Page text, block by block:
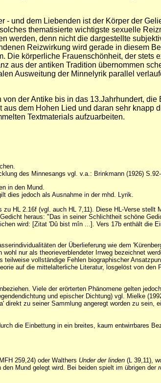
und dem Liebenden ist der Körper der
thematisierte wichtigste sexuelle
werden, denn nicht die dargestellte
Reizwirkung wird gerade in diesem
Die körperliche Frauenschönheit, der stets
aus der antiken Tradition übernommen
Ausweitung der Minnelyrik parallel
von der Antike bis in das 13.Jahrhundert, die
dem Hohen Lied und daran sehr knapp
Textmaterials aufzuarbeiten.
des Minnesangs vgl. v.a.: Brinkmann (1926) S.92-
in den Mund.
dies jedoch als Ausnahme in der mhd. Lyrik.
HL 2.16f (vgl. auch HL 7,11). Diese HL-Verse stellt
heraus: "Das in seiner Schlichtheit schöne
wird: [Zitat 'Dû bist mîn ...]. Vers 17b enthält die
der Überlieferung wie dem
nur als theorieverblendeter Irrweg bezeichnet
vollständige Fehlen biographischer
auf die mittelalterliche Literatur, losgelöst von den
Viele der erörterten Phänomene gelten
und epischer Dichtung) vgl. Mielke
zu seiner Sammlung angeregt worden zu sein,
die Einbettung in ein breites, kaum entwirrbares
259,24) oder Walthers Under der linden (L 39,11),
Mund gelegt wird. Bei beiden spielt im übrigen der